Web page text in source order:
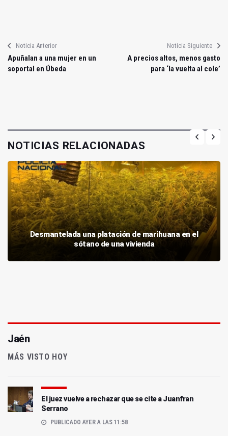
Noticia Anterior
Apuñalan a una mujer en un
soportal en Úbeda
Noticia Siguiente
A precios altos, menos gasto
para ‘la vuelta al cole’
NOTICIAS RELACIONADAS
Desmantelada una platación de marihuana en el
sótano de una vivienda
Jaén
MÁS VISTO HOY
El juez vuelve a rechazar que se cite a Juanfran
Serrano
PUBLICADO AYER A LAS 11:58